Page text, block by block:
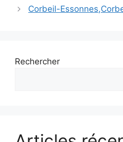
Corbeil-
Rechercher